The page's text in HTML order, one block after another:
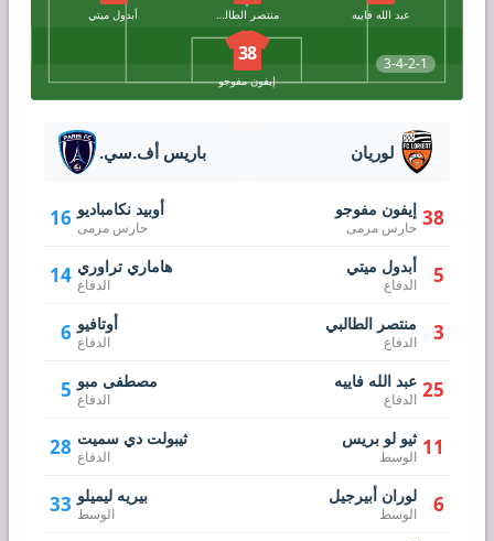
3-4-2-1
عبد الله فاييه منتصر الطالبي أبدول ميتي
38
إيفون مفوجو
باريس أف.سي.
16 أوبيد نكامباديو
حارس مرمى
14 هاماري تراوري
الدفاع
6 أوتافيو
الدفاع
5 مصطفى مبو
الدفاع
28 ثيبولت دي سميت
الدفاع
33 بيريه ليميلو
الوسط
لوريان
38 إيفون مفوجو
حارس مرمى
5 أبدول ميتي
الدفاع
3 منتصر الطالبي
الدفاع
25 عبد الله فاييه
الدفاع
11 ثيو لو بريس
الوسط
6 لوران أبيرجيل
الوسط